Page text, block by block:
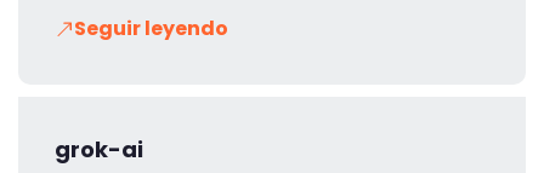
Seguir leyendo
grok-ai